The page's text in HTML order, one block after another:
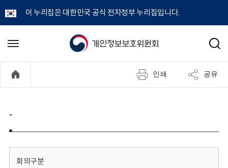
이 누리집은 대한민국 공식 전자정부 누리집입니다.
개
정
보
메
기
검
인쇄 공유
-
회의구분